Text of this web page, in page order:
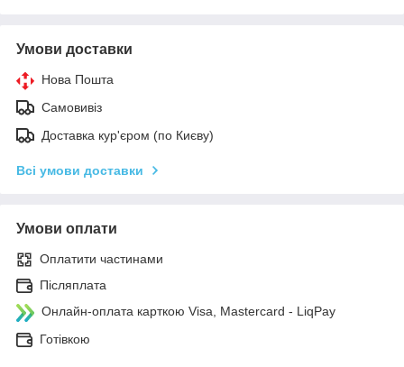
Умови доставки
Нова Пошта
Самовивіз
Доставка кур'єром (по Києву)
Всі умови доставки
Умови оплати
Оплатити частинами
Післяплата
Онлайн-оплата карткою Visa, Mastercard - LiqPay
Готівкою